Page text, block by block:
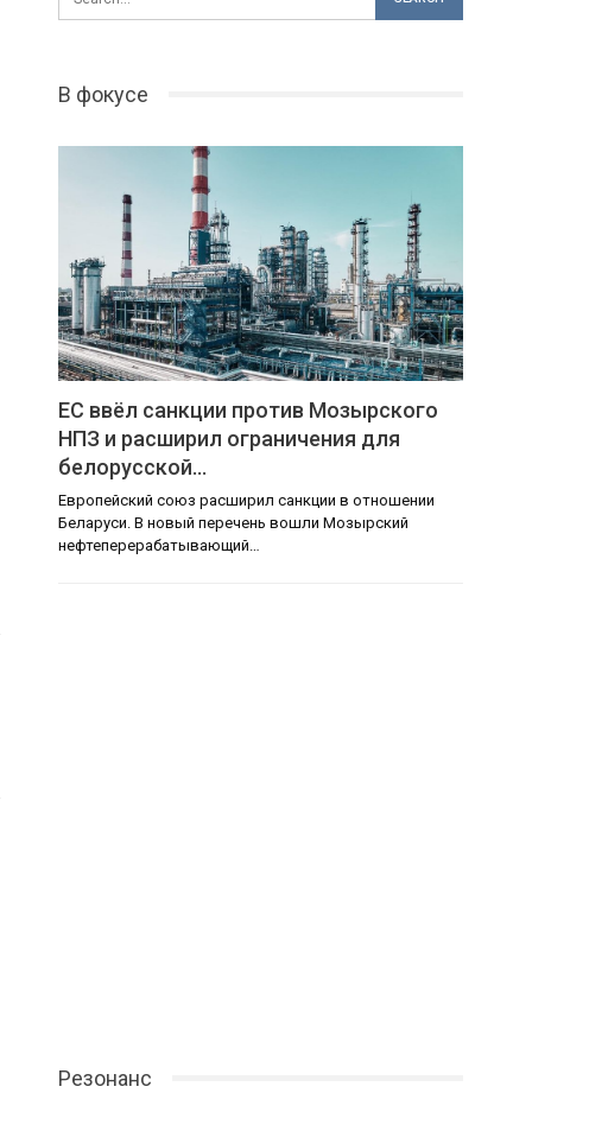
В фокусе
ЕС ввёл санкции против Мозырского
НПЗ и расширил ограничения для
белорусской…
Европейский союз расширил санкции в отношении
Беларуси. В новый перечень вошли Мозырский
нефтеперерабатывающий…
Резонанс